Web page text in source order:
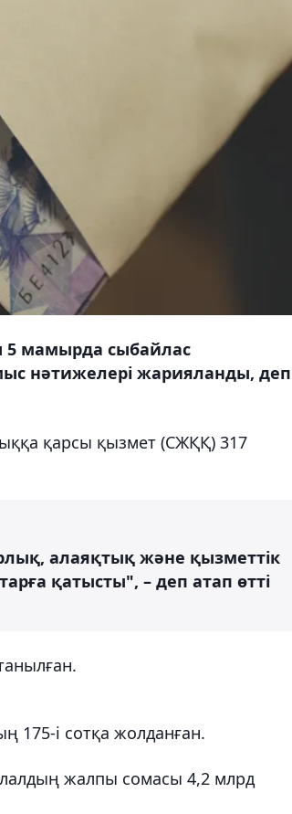
5 мамырда сыбайлас
нәтижелері жарияланды, деп
қарсы қызмет (СЖҚҚ) 317
алаяқтық және қызметтік
қатысты", – деп атап өтті
175-і сотқа жолданған.
жалпы сомасы 4,2 млрд